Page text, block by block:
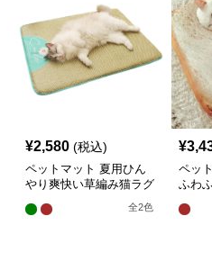
¥2,580 (税込)
ペットマット 夏用ひん
やり爽快い草編み猫ラグ
全2色
¥
ペッ
ふわ